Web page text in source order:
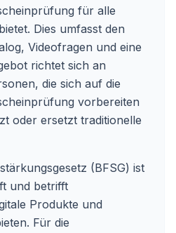
für alle
Dies umfasst den
Videofragen und eine
richtet sich an
die sich auf die
vorbereiten
oder ersetzt traditionelle
(BFSG) ist
und betrifft
Produkte und
Für die